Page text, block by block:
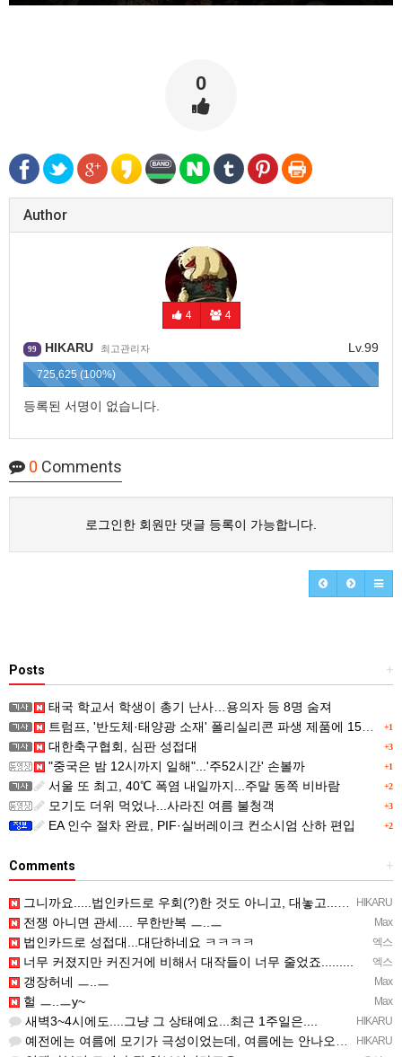
0
Author
4 4
Lv.99
99 HIKARU 최고관리자
725,625 (100%)
등록된 서명이 없습니다.
0 Comments
로그인한 회원만 댓글 등록이 가능합니다.
+
Posts
태국 학교서 학생이 총기 난사…용의자 등 8명 숨져
+1
트럼프, '반도체·태양광 소재' 폴리실리콘 파생 제품에 15% 관세...한국 기업도 영향
+3
대한축구협회, 심판 성접대
+1
"중국은 밤 12시까지 일해"...'주52시간' 손볼까
+2
서울 또 최고, 40℃ 폭염 내일까지...주말 동쪽 비바람
+3
모기도 더위 먹었나...사라진 여름 불청객
+2
EA 인수 절차 완료, PIF·실버레이크 컨소시엄 산하 편입
+
Comments
HIKARU
그니까요.....법인카드로 우회(?)한 것도 아니고, 대놓고...ㅋ ㅋ)
Max
전쟁 아니면 관세.... 무한반복 ㅡ..ㅡ
엑스
법인카드로 성접대...대단하네요 ㅋㅋㅋㅋ
엑스
너무 커졌지만 커진거에 비해서 대작들이 너무 줄었죠.........
Max
갱장허네 ㅡ..ㅡ
Max
헐 ㅡ..ㅡy~
HIKARU
새벽3~4시에도....그냥 그 상태예요...최근 1주일은....
HIKARU
예전에는 여름에 모기가 극성이었는데, 여름에는 안나오는 것 같은.....ㅎ ㅎ)